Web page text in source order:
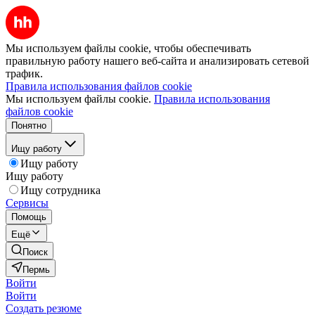
Мы используем файлы cookie, чтобы обеспечивать
правильную работу нашего веб-сайта и анализировать сетевой
трафик.
Правила использования файлов cookie
Мы используем файлы cookie. Правила использования
файлов cookie
Понятно
Ищу работу
Ищу работу
Ищу работу
Ищу сотрудника
Сервисы
Помощь
Ещё
Поиск
Пермь
Войти
Войти
Создать резюме